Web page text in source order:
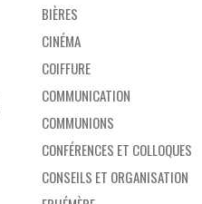
BIÈRES
CINÉMA
COIFFURE
COMMUNICATION
COMMUNIONS
CONFÉRENCES ET COLLOQUES
CONSEILS ET ORGANISATION